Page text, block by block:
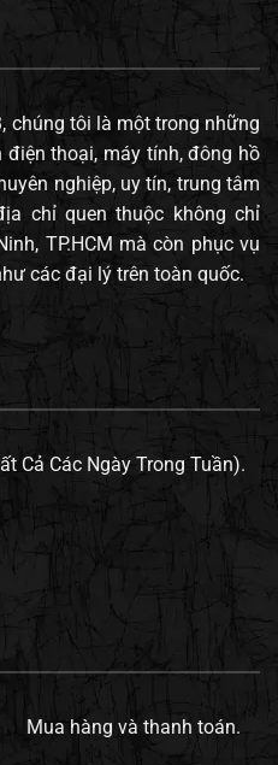
chúng tôi là một trong những
thoại, máy tính, đông hồ
nghiệp, uy tín, trung tâm
chỉ quen thuộc không chỉ
TP.HCM mà còn phục vụ
các đại lý trên toàn quốc.
Cả Các Ngày Trong Tuần).
Mua hàng và thanh toán.